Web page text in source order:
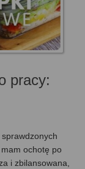
pracy:
ochotę po
i zbilansowana,